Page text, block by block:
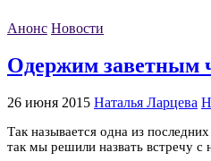
Анонс Новости
Одержим заветным
26 июня 2015 Наталья Ларцева
Так называется одна из
так мы решили назвать встречу